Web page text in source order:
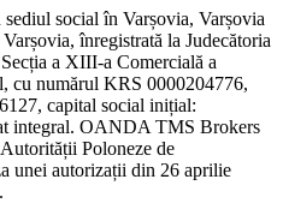
social în Varșovia, Varșovia
înregistrată la Judecătoria
a XIII-a Comercială a
cu numărul KRS 0000204776,
capital social inițial:
integral. OANDA TMS Brokers
Poloneze de
unei autorizații din 26 aprilie